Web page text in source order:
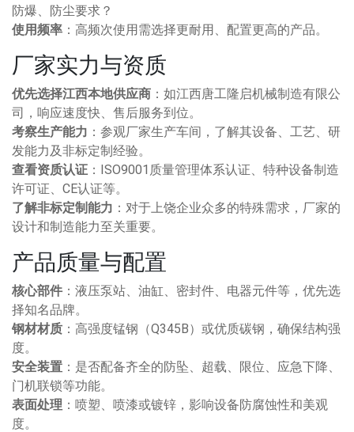
防爆、防尘要求？
使用频率 ：高频次使用需选择更耐用、配置更高的产品。
厂家实力与资质
优先选择江西本地供应商 ：如江西唐工隆启机械制造有限公
司，响应速度快、售后服务到位。
考察生产能力 ：参观厂家生产车间，了解其设备、工艺、研
发能力及非标定制经验。
查看资质认证 ：ISO9001质量管理体系认证、特种设备制造
许可证、CE认证等。
了解非标定制能力 ：对于上饶企业众多的特殊需求，厂家的
设计和制造能力至关重要。
产品质量与配置
核心部件 ：液压泵站、油缸、密封件、电器元件等，优先选
择知名品牌。
钢材材质 ：高强度锰钢（Q345B）或优质碳钢，确保结构强
度。
安全装置 ：是否配备齐全的防坠、超载、限位、应急下降、
门机联锁等功能。
表面处理 ：喷塑、喷漆或镀锌，影响设备防腐蚀性和美观
度。